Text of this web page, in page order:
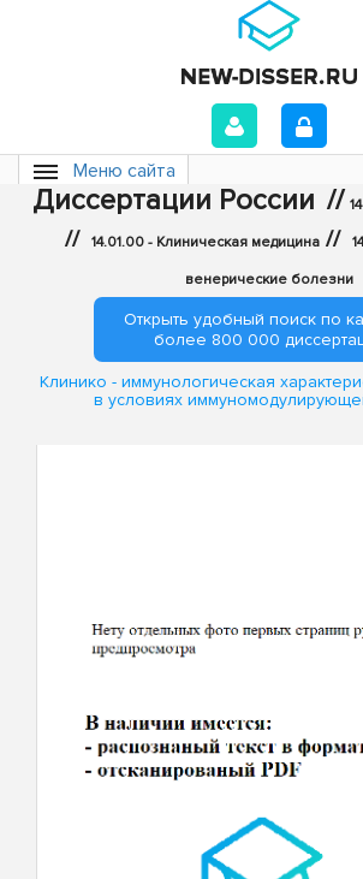
Меню сайта
Диссертации России //
// 14.01.00 - Клиническая медицина //
венерические болезни
Открыть удобный поиск по
более 800 000
Клинико - иммунологическая
в условиях